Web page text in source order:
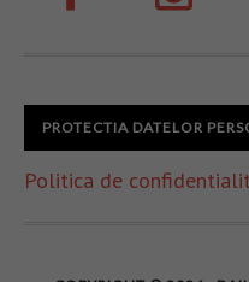
PROTECTIA DATELOR
Politica de